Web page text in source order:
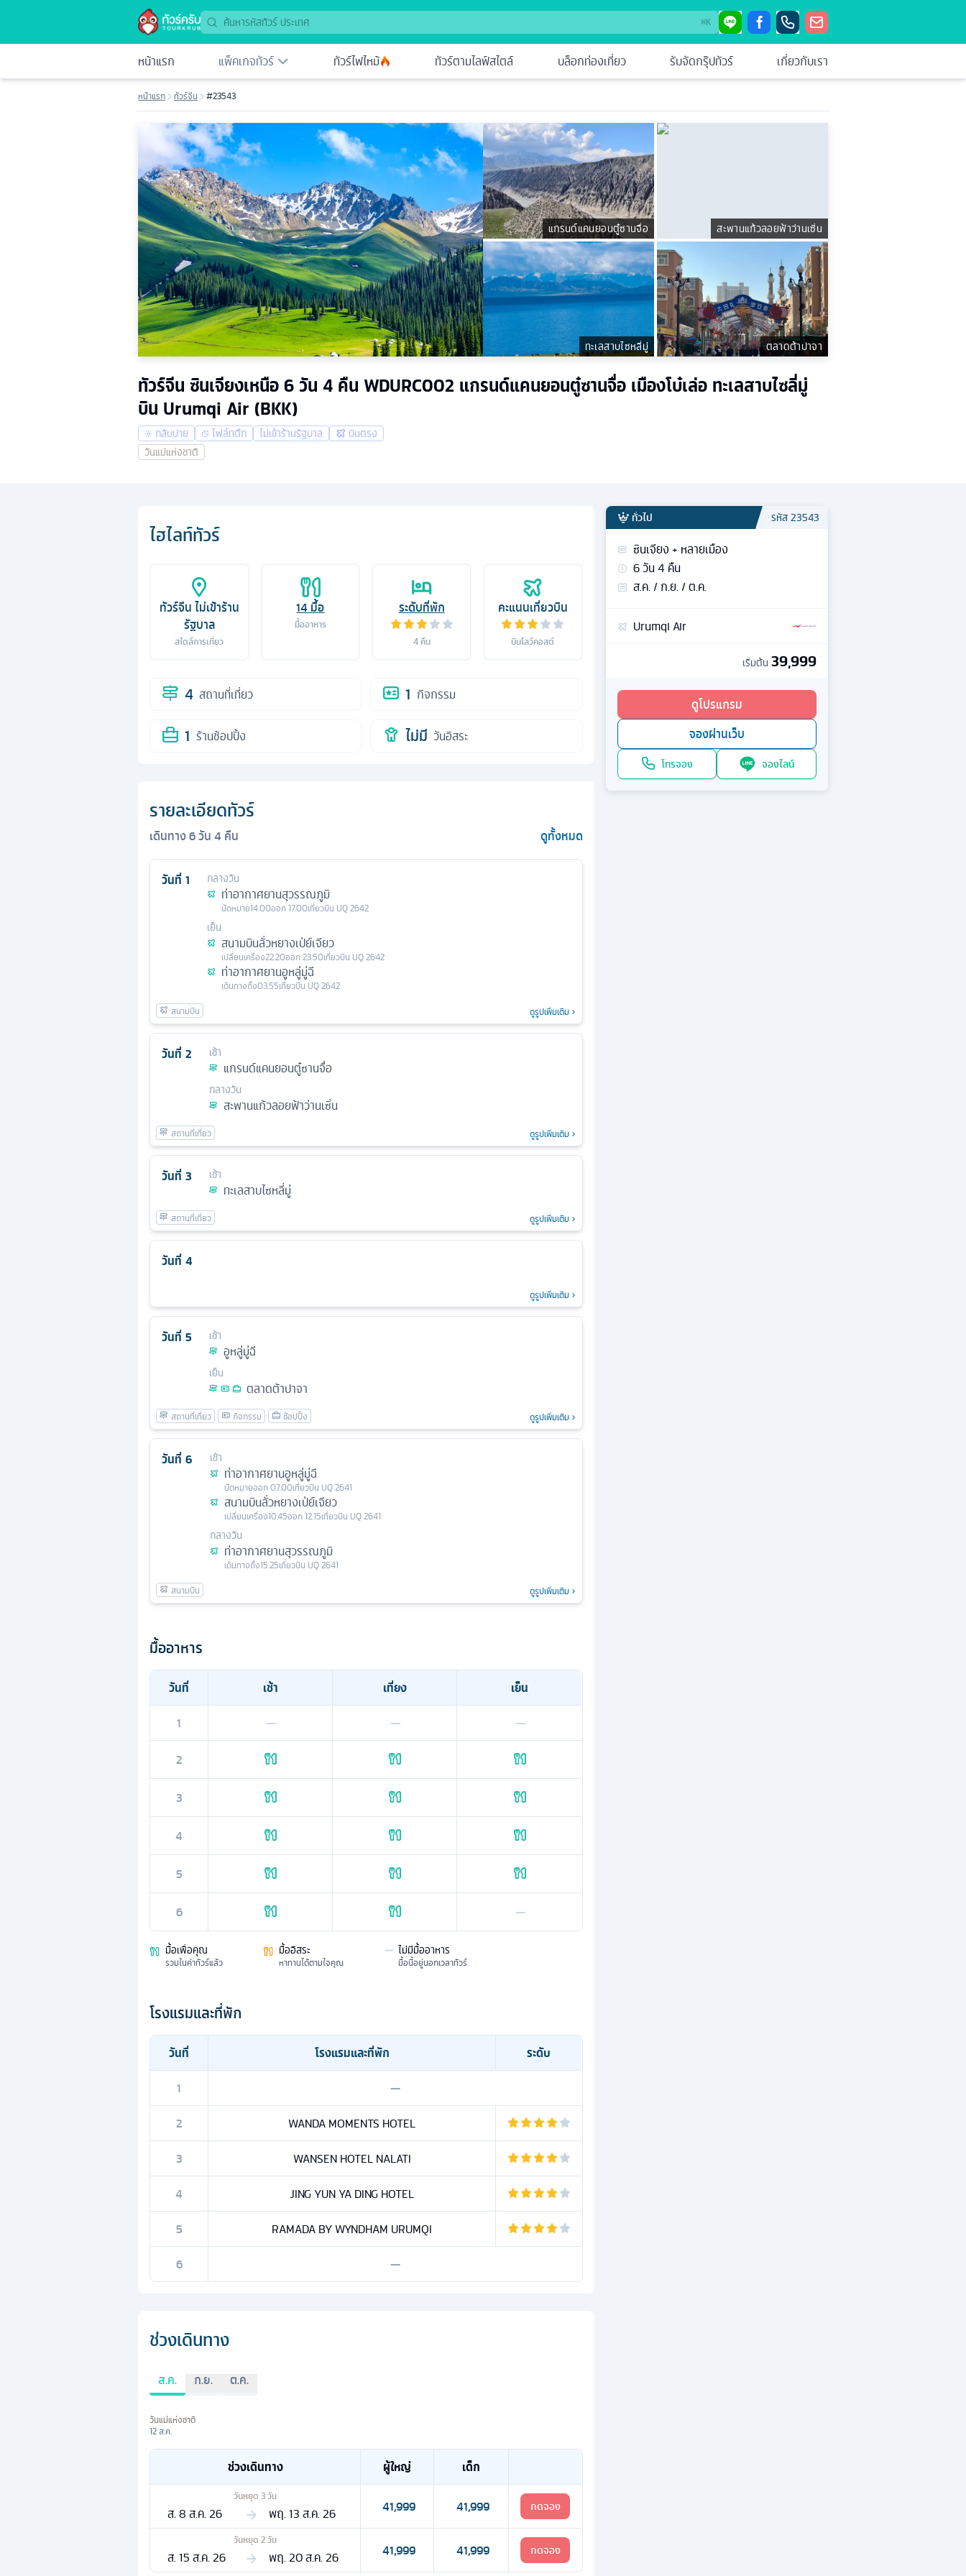
⌘K
หน้าแรก แพ็คเกจทัวร์ ทัวร์ไฟไหม้ ทัวร์ตามไลฟ์สไตล์ บล็อกท่องเที่ยว รับจัดกรุ๊ปทัวร์ เกี่ยวกับเรา
หน้าแรก ทัวร์จีน #23543
แกรนด์แคนยอนตู๋ซานจื่อ สะพานแก้วลอยฟ้าว่านเซิ่น
ทะเลสาบไซหลี่มู่ ตลาดต้าปาจา
ทัวร์จีน ซินเจียงเหนือ 6 วัน 4 คืน WDURC002 แกรนด์แคนยอนตู๋ซานจื่อ เมืองโบ๋เล่อ ทะเลสาบไซลี่มู่
บิน Urumqi Air (BKK)
กลับบ่าย ไฟล์ทดึก ไม่เข้าร้านรัฐบาล
บินตรง
วันแม่แห่งชาติ
ไฮไลท์ทัวร์
ทัวร์จีน ไม่เข้าร้าน
รัฐบาล
สไตล์การเที่ยว
14 มื้อ
มื้ออาหาร
ระดับที่พัก
4คืน
คะแนนเที่ยวบิน
บินโลว์คอสต์
4 สถานที่เที่ยว 1 กิจกรรม
1 ร้านช้อปปิ้ง ไม่มี วันอิสระ
รายละเอียดทัวร์
เดินทาง6วัน4 คืน ดูทั้งหมด
วันที่ 1 กลางวัน
ท่าอากาศยานสุวรรณภูมิ
นัดหมาย14.00ออก17.00เที่ยวบิน UQ 2642
เย็น
สนามบินลั่วหยางเป่ย์เจียว
เปลี่ยนเครื่อง22.20ออก23.50เที่ยวบิน UQ 2642
ท่าอากาศยานอูหลู่มู่ฉี
เดินทางถึง03.55เที่ยวบิน UQ 2642
ดูรูปเพิ่มเติม
วันที่ 2 เช้า
แกรนด์แคนยอนตู๋ซานจื่อ
กลางวัน
สะพานแก้วลอยฟ้าว่านเซิ่น
ดูรูปเพิ่มเติม
วันที่ 3 เช้า
ทะเลสาบไซหลี่มู่
ดูรูปเพิ่มเติม
วันที่ 4
ดูรูปเพิ่มเติม
วันที่ 5 เช้า
อูหลู่มู่ฉี
เย็น
ตลาดต้าปาจา
ดูรูปเพิ่มเติม
วันที่ 6 เช้า
ท่าอากาศยานอูหลู่มู่ฉี
นัดหมายออก07.00เที่ยวบิน UQ 2641
สนามบินลั่วหยางเป่ย์เจียว
เปลี่ยนเครื่อง10.45ออก12.15เที่ยวบิน UQ 2641
กลางวัน
ท่าอากาศยานสุวรรณภูมิ
เดินทางถึง15.25เที่ยวบิน UQ 2641
ดูรูปเพิ่มเติม
มื้ออาหาร
วันที่ เช้า เที่ยง
เย็น
1
— —
—
2
3
4
5
6 —
มื้อเพื่อคุณ
รวมในค่าทัวร์แล้ว
มื้ออิสระ
หาทานได้ตามใจคุณ
— ไม่มีมื้ออาหาร
มื้อนี้อยู่นอกเวลาทัวร์
โรงแรมและที่พัก
วันที่ โรงแรมและที่พัก
ระดับ
1
—
2
WANDA MOMENTS HOTEL
3
WANSEN HOTEL NALATI
4
JING YUN YA DING HOTEL
5
RAMADA BY WYNDHAM URUMQI
6
—
ช่วงเดินทาง
ส.ค. ก.ย. ต.ค.
วันแม่แห่งชาติ
12 ส.ค.
ช่วงเดินทาง ผู้ใหญ่ เด็ก
วันหยุด 3วัน
ส. 8 ส.ค. 26 พฤ. 13 ส.ค. 26 41,999 41,999 กดจอง
วันหยุด 2วัน
ส. 15 ส.ค. 26 พฤ. 20 ส.ค. 26 41,999 41,999 กดจอง
ทั่วไป รหัส23543
ซินเจียง + หลายเมือง
6วัน4 คืน
ส.ค. / ก.ย. / ต.ค.
Urumqi Air
เริ่มต้น 39,999
ดูโปรแกรม
จองผ่านเว็บ
โทรจอง จองไลน์